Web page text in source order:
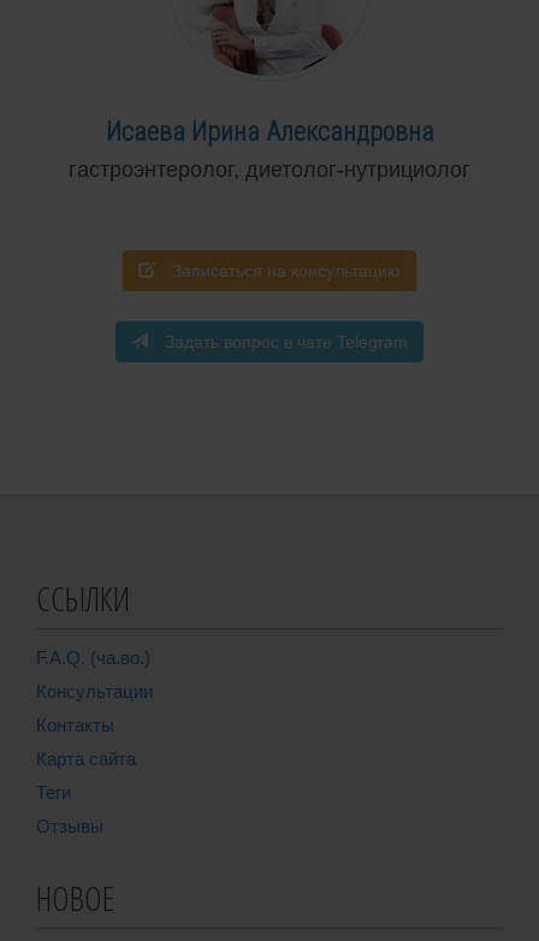
Исаева Ирина Александровна
гастроэнтеролог, диетолог-нутрициолог
Записаться на консультацию
Задать вопрос в чате Telegram
ССЫЛКИ
F.A.Q. (ча.во.)
Консультации
Контакты
Карта сайта
Теги
Отзывы
НОВОЕ